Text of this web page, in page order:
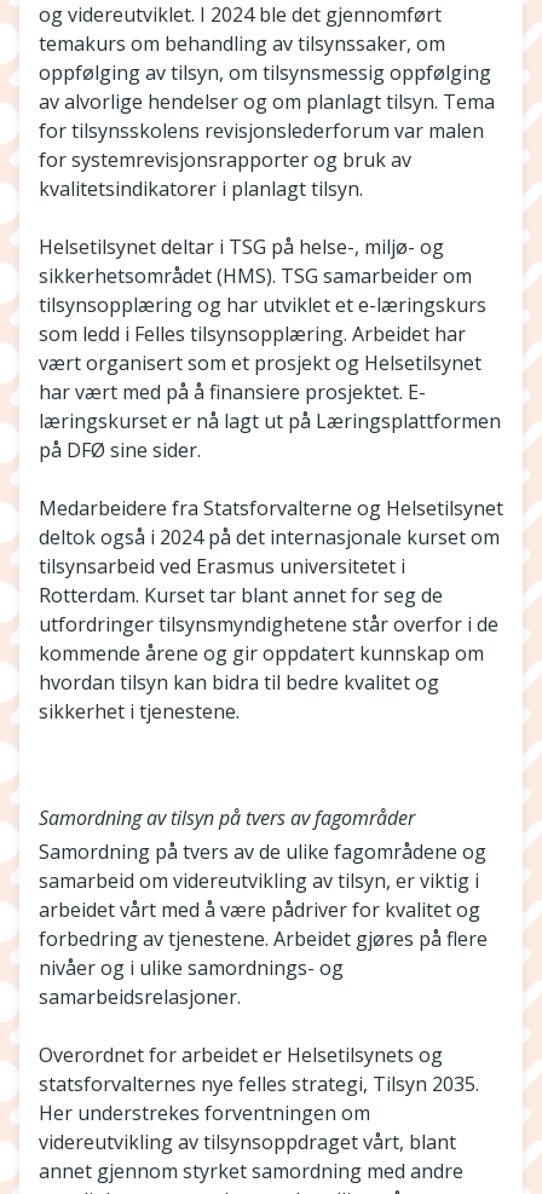
og videreutviklet. I 2024 ble det gjennomført
temakurs om behandling av tilsynssaker, om
oppfølging av tilsyn, om tilsynsmessig oppfølging
av alvorlige hendelser og om planlagt tilsyn. Tema
for tilsynsskolens revisjonslederforum var malen
for systemrevisjonsrapporter og bruk av
kvalitetsindikatorer i planlagt tilsyn.
Helsetilsynet deltar i TSG på helse-, miljø- og
sikkerhetsområdet (HMS). TSG samarbeider om
tilsynsopplæring og har utviklet et e-læringskurs
som ledd i Felles tilsynsopplæring. Arbeidet har
vært organisert som et prosjekt og Helsetilsynet
har vært med på å finansiere prosjektet. E-
læringskurset er nå lagt ut på Læringsplattformen
på DFØ sine sider.
Medarbeidere fra Statsforvalterne og Helsetilsynet
deltok også i 2024 på det internasjonale kurset om
tilsynsarbeid ved Erasmus universitetet i
Rotterdam. Kurset tar blant annet for seg de
utfordringer tilsynsmyndighetene står overfor i de
kommende årene og gir oppdatert kunnskap om
hvordan tilsyn kan bidra til bedre kvalitet og
sikkerhet i tjenestene.
Samordning av tilsyn på tvers av fagområder
Samordning på tvers av de ulike fagområdene og
samarbeid om videreutvikling av tilsyn, er viktig i
arbeidet vårt med å være pådriver for kvalitet og
forbedring av tjenestene. Arbeidet gjøres på flere
nivåer og i ulike samordnings- og
samarbeidsrelasjoner.
Overordnet for arbeidet er Helsetilsynets og
statsforvalternes nye felles strategi, Tilsyn 2035.
Her understrekes forventningen om
videreutvikling av tilsynsoppdraget vårt, blant
annet gjennom styrket samordning med andre